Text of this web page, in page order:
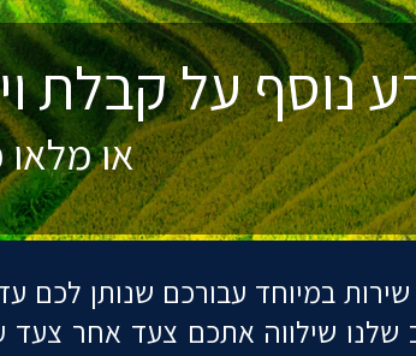
או
שירות במיוחד עבורכם שנותן לכם
שלנו שילווה אתכם צעד אחר
על קבלת ויזה
או